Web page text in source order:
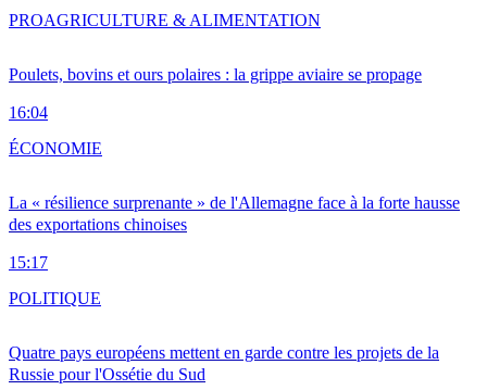
Poulets, bovins et ours polaires : la grippe aviaire se propage
16:04
PROAGRICULTURE & ALIMENTATION
La « résilience surprenante » de l'Allemagne face à la forte hausse
des exportations chinoises
15:17
ÉCONOMIE
Quatre pays européens mettent en garde contre les projets de la
Russie pour l'Ossétie du Sud
POLITIQUE